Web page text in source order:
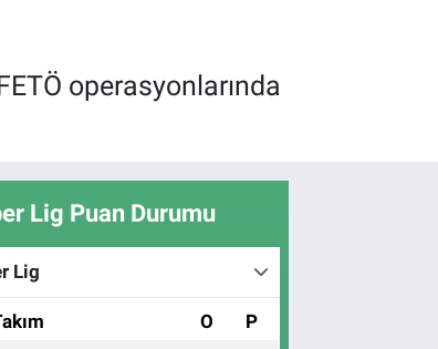
operasyonlarında
Lig Puan Durumu
Lig
O P